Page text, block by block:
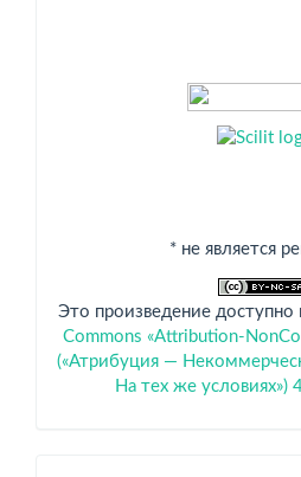
* не является
Это произведение доступно
Commons «Attribution-
(«Атрибуция —
На тех же условиях»)